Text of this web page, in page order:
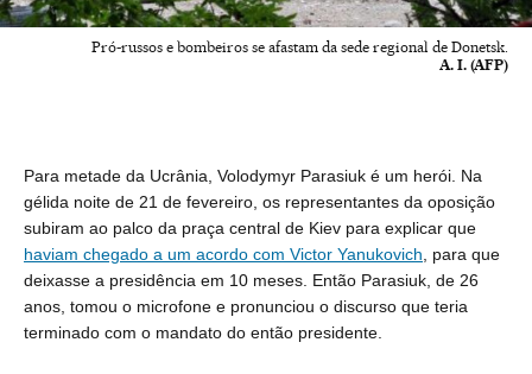
Pró-russos e bombeiros se afastam da sede regional de Donetsk.
A. I. (AFP)
Para metade da Ucrânia, Volodymyr Parasiuk é um herói. Na
gélida noite de 21 de fevereiro, os representantes da oposição
subiram ao palco da praça central de Kiev para explicar que
haviam chegado a um acordo com Victor Yanukovich , para que
deixasse a presidência em 10 meses. Então Parasiuk, de 26
anos, tomou o microfone e pronunciou o discurso que teria
terminado com o mandato do então presidente.